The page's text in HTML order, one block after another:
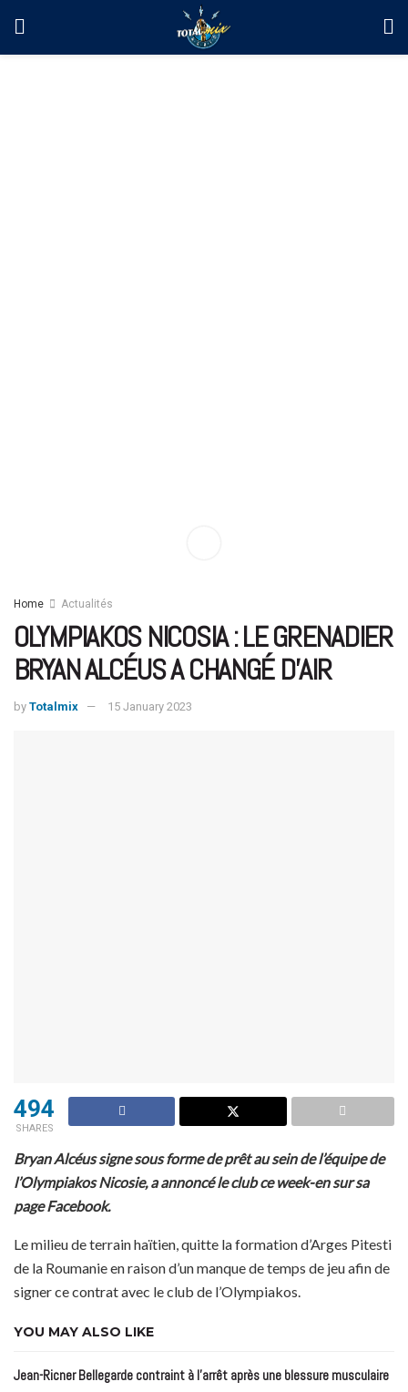
Home Actualités
OLYMPIAKOS NICOSIA : LE GRENADIER
BRYAN ALCÉUS A CHANGÉ D’AIR
by Totalmix 15 January 2023
494
SHARES
Bryan Alcéus signe sous forme de prêt au sein de l’équipe de
l’Olympiakos Nicosie, a annoncé le club ce week-en sur sa
page Facebook.
Le milieu de terrain haïtien, quitte la formation d’Arges Pitesti
de la Roumanie en raison d’un manque de temps de jeu afin de
signer ce contrat avec le club de l’Olympiakos.
YOU MAY ALSO LIKE
Jean-Ricner Bellegarde contraint à l’arrêt après une blessure musculaire